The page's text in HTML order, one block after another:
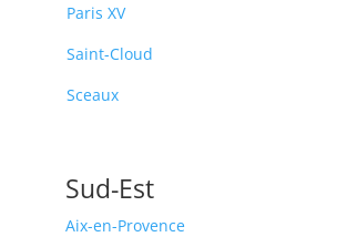
Paris XV
Saint-Cloud
Sceaux
Sud-Est
Aix-en-Provence